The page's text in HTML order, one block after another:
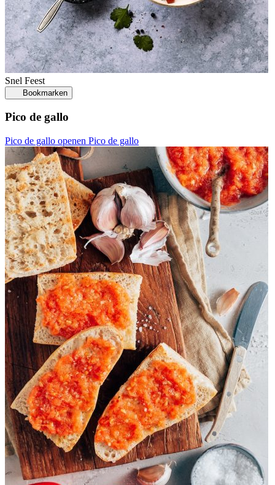
Snel Feest
Bookmarken
Pico de gallo
Pico de gallo openen Pico de gallo